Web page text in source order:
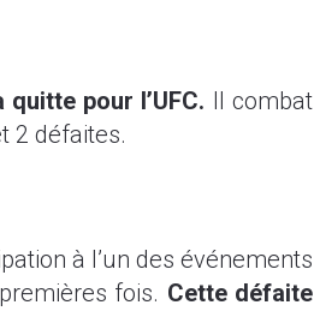
pour l’UFC. Il combat
2 défaites.
à l’un des événements
fois. Cette défaite